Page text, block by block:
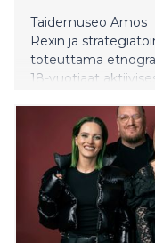
Taidemuseo Amos
Rexin ja
toteuttama
18-vuotiaat